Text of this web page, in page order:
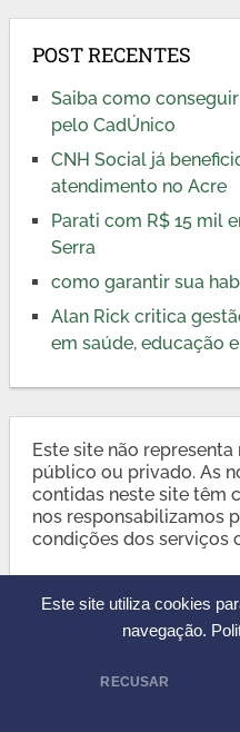
Este site utiliza cookies
navegação.
RECUSAR
POST RECENTES
Saiba como
pelo CadÚnico
CNH Social já
atendimento no Acre
Parati com R$ 15 mil
Serra
como garantir sua
Alan Rick critica
em saúde, educação
Este site não
público ou privado. As
contidas neste site têm
nos responsabilizamos
condições dos serviços
CnhDigital.org